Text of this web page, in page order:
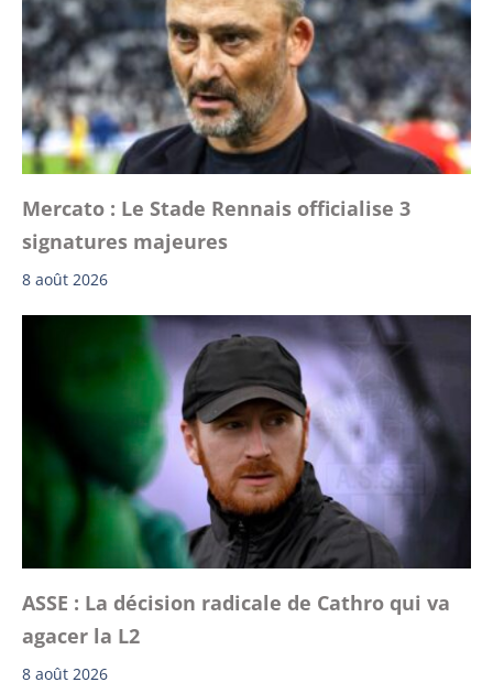
Mercato : Le Stade Rennais officialise 3
signatures majeures
8 août 2026
ASSE : La décision radicale de Cathro qui va
agacer la L2
8 août 2026